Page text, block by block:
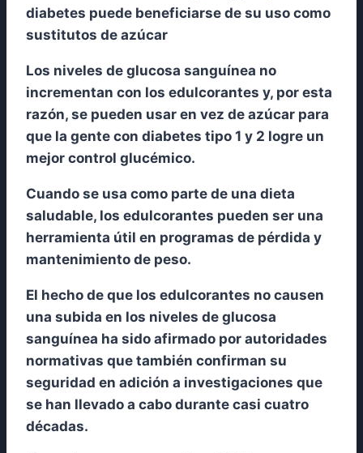
diabetes puede beneficiarse de su uso como
sustitutos de azúcar
Los niveles de glucosa sanguínea no
incrementan con los edulcorantes y, por esta
razón, se pueden usar en vez de azúcar para
que la gente con diabetes tipo 1 y 2 logre un
mejor control glucémico.
Cuando se usa como parte de una dieta
saludable, los edulcorantes pueden ser una
herramienta útil en programas de pérdida y
mantenimiento de peso.
El hecho de que los edulcorantes no causen
una subida en los niveles de glucosa
sanguínea ha sido afirmado por autoridades
normativas que también confirman su
seguridad en adición a investigaciones que
se han llevado a cabo durante casi cuatro
décadas.